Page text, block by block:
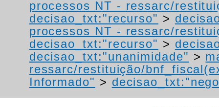
processos NT - ressarc/
decisao_txt:"recurso" >
processos NT - ressarc/
decisao_txt:"recurso" >
decisao_txt:"unanimidade" >
ressarc/restituição/
Informado" >